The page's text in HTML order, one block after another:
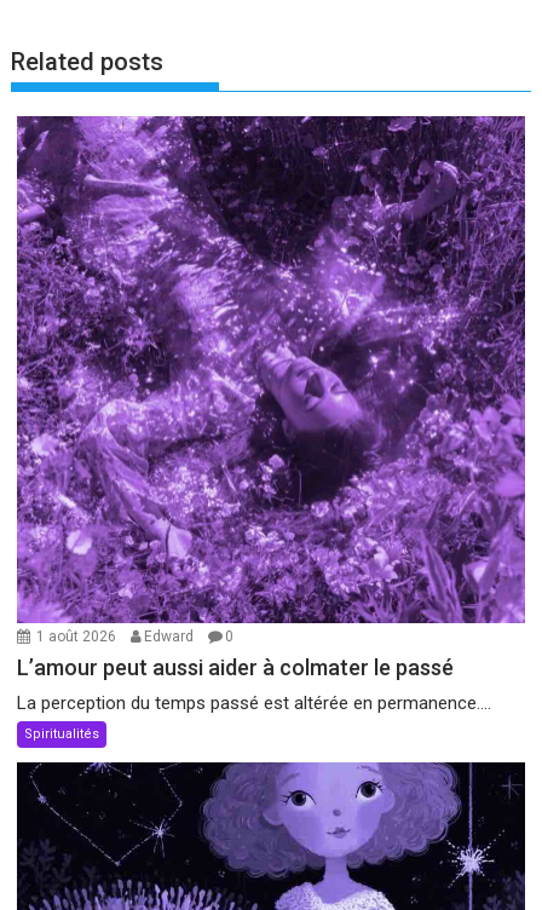
Related posts
1 août 2026 Edward 0
L’amour peut aussi aider à colmater le passé
La perception du temps passé est altérée en permanence....
Spiritualités